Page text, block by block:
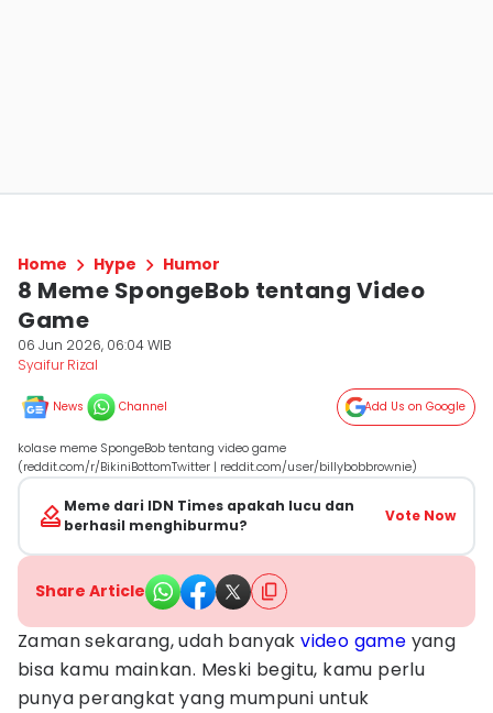
Home Hype Humor
8 Meme SpongeBob tentang Video
Game
06 Jun 2026, 06:04 WIB
Syaifur Rizal
News Channel Add Us on Google
kolase meme SpongeBob tentang video game
(reddit.com/r/BikiniBottomTwitter | reddit.com/user/billybobbrownie)
Meme dari IDN Times apakah lucu dan
berhasil menghiburmu?
Vote Now
Share Article
Zaman sekarang, udah banyakvideo game yang
bisa kamu mainkan. Meski begitu, kamu perlu
punya perangkat yang mumpuni untuk